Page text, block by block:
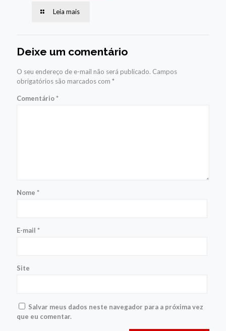
Leia mais
Deixe um comentário
O seu endereço de e-mail não será publicado. Campos
obrigatórios são marcados com *
Comentário*
Nome *
E-mail *
Site
Salvar meus dados neste navegador para a próxima vez
que eu comentar.